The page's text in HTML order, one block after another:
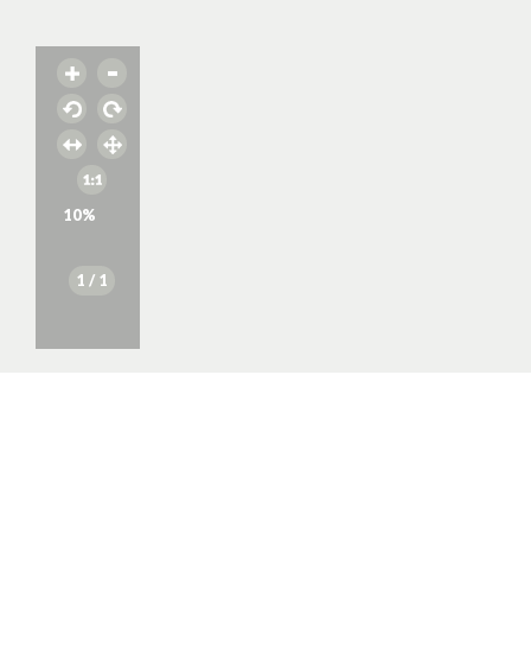
10%
1 / 1